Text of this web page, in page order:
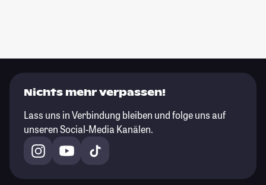
Nichts mehr verpassen!
Lass uns in Verbindung bleiben und folge uns auf
unseren Social-Media Kanälen.